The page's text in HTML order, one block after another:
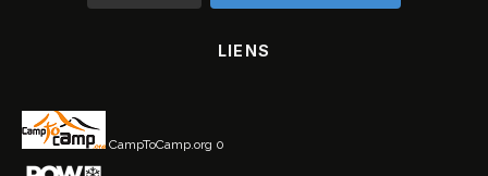
LIENS
CampToCamp.org 0